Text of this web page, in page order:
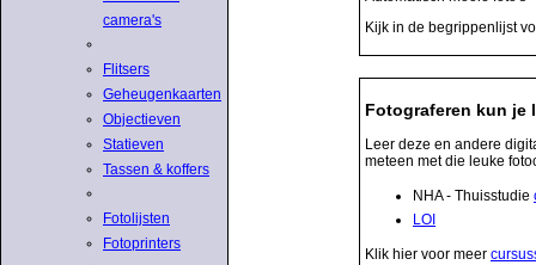
camera's
Flitsers
Geheugenkaarten
Objectieven
Statieven
Tassen & koffers
Fotolijsten
Fotoprinters
Kijk in de begrippenlijst
Fotograferen kun je
Leer deze en andere
meteen met die leuke
NHA - Thuisstudie
LOI
Klik hier voor meer